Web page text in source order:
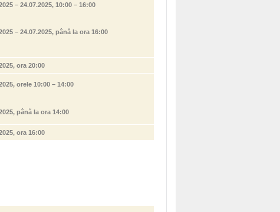
– 24.07.2025, 10:00 – 16:00
– 24.07.2025, până la ora 16:00
ora 20:00
orele 10:00 – 14:00
până la ora 14:00
ora 16:00